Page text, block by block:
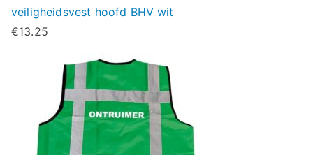
veiligheidsvest hoofd BHV wit
€13.25